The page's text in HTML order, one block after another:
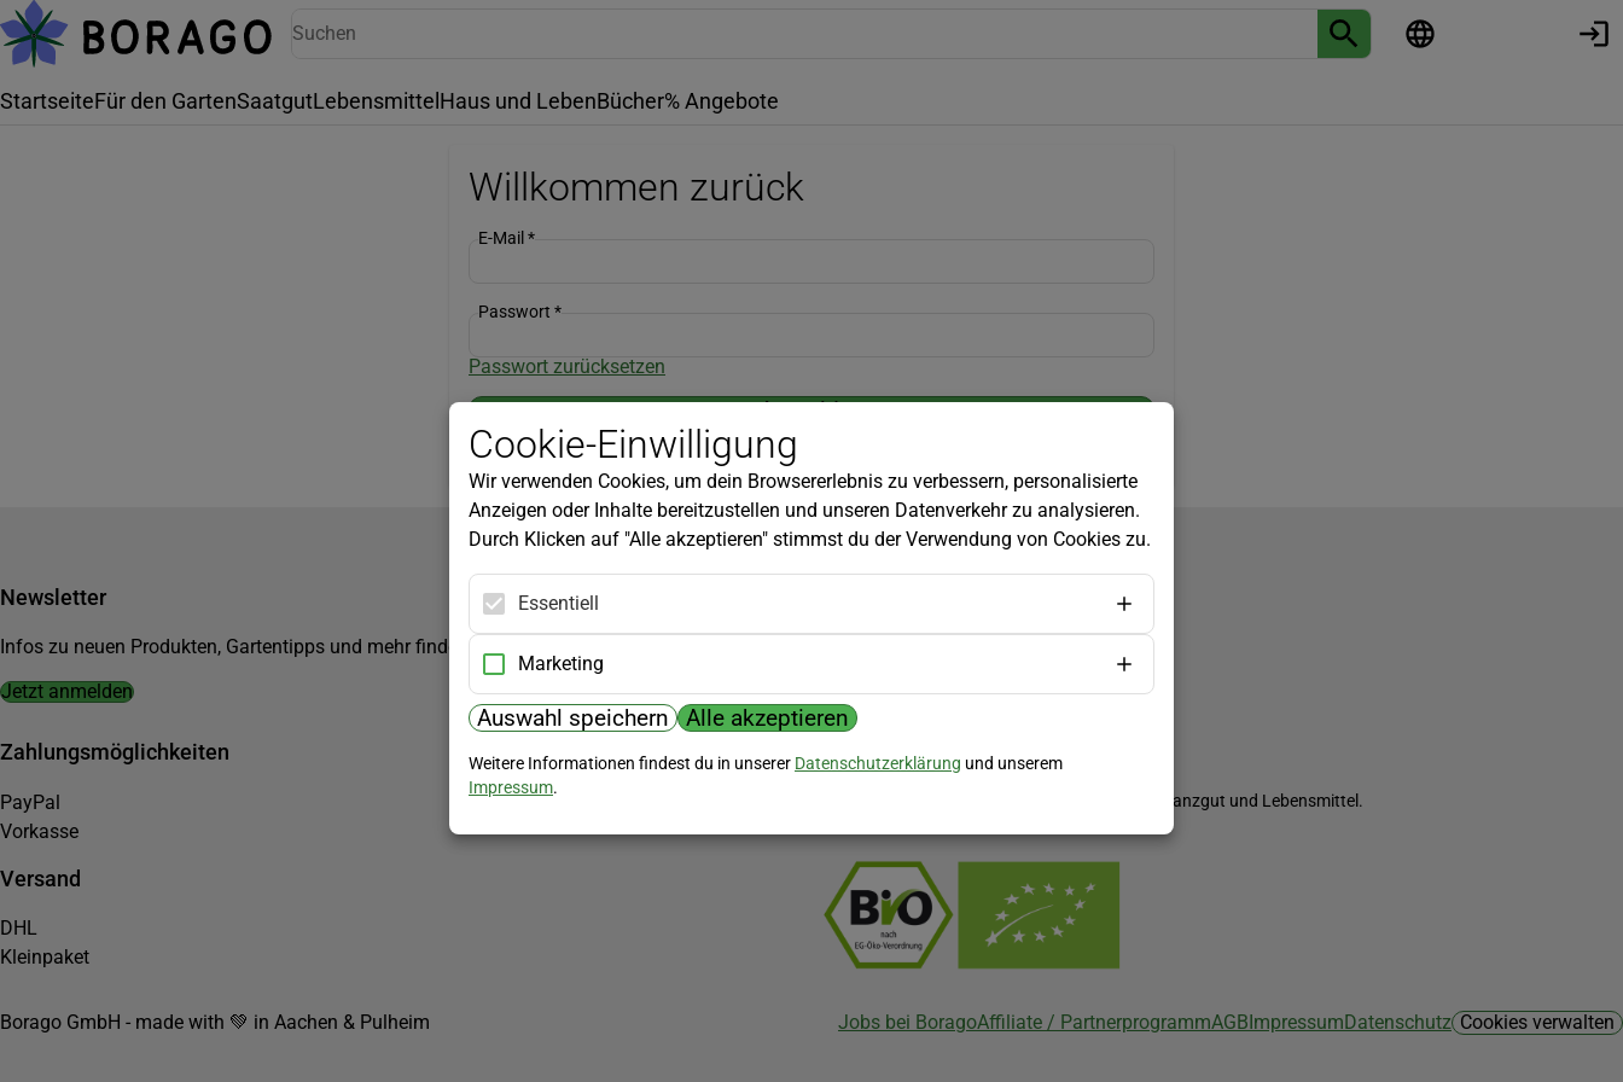
StartseiteFür den GartenSaatgutLebensmittel Haus und LebenBücher% Angebote
Willkommen zurück
E-Mail *
Passwort *
Passwort zurücksetzen
Anmelden
Du hast noch kein Konto?
Kundenkonto erstellen
Newsletter
Infos zu neuen Produkten, Gartentipps und mehr findest du in unserem Newsletter!
Jetzt anmelden
Versandkosten
Zahlungsmöglichkeiten
PayPal
Vorkasse
Versand
DHL
Kleinpaket
Biozertifizierung
Borago ist biozertifiziert im Bereich Saatgut, Pflanzgut und Lebensmittel.
Borago GmbH - made with 💚 in Aachen & Pulheim Jobs bei BoragoAffiliate / PartnerprogrammAGBImpressumDatenschutz Cookies verwalten
Cookie-Einwilligung
Wir verwenden Cookies, um dein Browsererlebnis zu verbessern, personalisierte
Anzeigen oder Inhalte bereitzustellen und unseren Datenverkehr zu analysieren.
Durch Klicken auf "Alle akzeptieren" stimmst du der Verwendung von Cookies zu.
Essentiell
Marketing
Auswahl speichern Alle akzeptieren
Weitere Informationen findest du in unserer Datenschutzerklärung und unserem
Impressum.